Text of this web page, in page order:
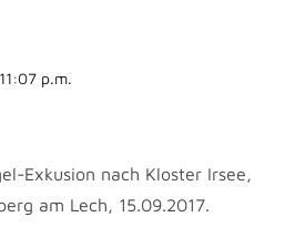
11:07 p.m.
Exkusion nach Kloster Irsee,
am Lech, 15.09.2017.